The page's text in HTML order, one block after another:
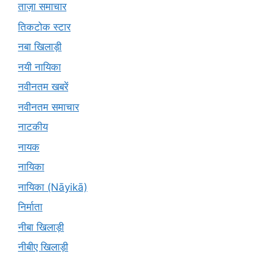
ताज़ा समाचार
तिकटोक स्टार
नबा खिलाड़ी
नयी नायिका
नवीनतम खबरें
नवीनतम समाचार
नाटकीय
नायक
नायिका
नायिका (Nāyikā)
निर्माता
नीबा खिलाड़ी
नीबीए खिलाड़ी